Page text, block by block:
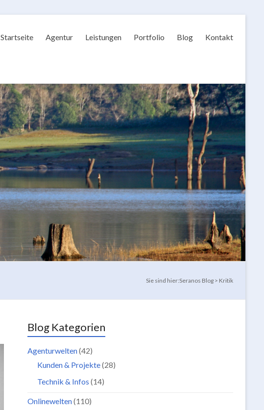
Startseite Agentur Leistungen Portfolio Blog Kontakt
Sie sind hier:Seranos Blog > Kritik
Blog Kategorien
Agenturwelten(42)
Kunden & Projekte(28)
Technik & Infos (14)
Onlinewelten(110)